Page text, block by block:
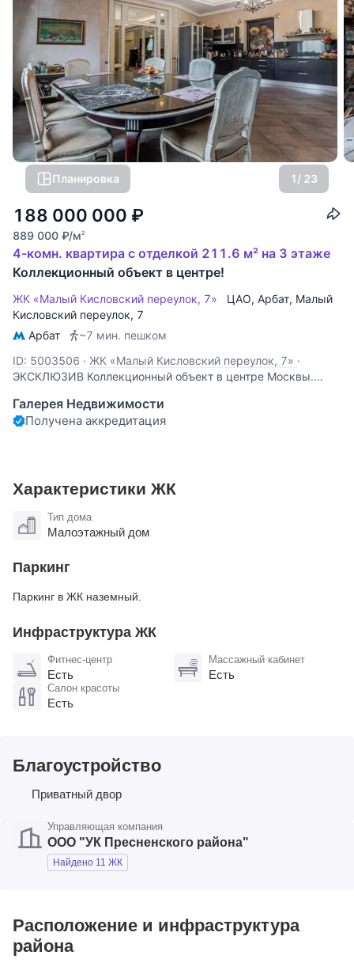
Планировка 1/ 23
188 000 000 ₽
889 000 ₽/м2
4-комн. квартира с отделкой 211.6 м² на 3 этаже
Коллекционный объект в центре!
ЖК «Малый Кисловский переулок, 7» ЦАО, Арбат, Малый
Кисловский переулок, 7
Арбат
~7 мин. пешком
ID: 5003506 · ЖК «Малый Кисловский переулок, 7» ·
ЭКСКЛЮЗИВ Коллекционный объект в центре Москвы.
211,6 м² на 3-м этаже в Доходном доме Копейкиных-
Серебряковых, 1885 года постройки, с металлическими
Галерея Недвижимости
Получена аккредитация
Характеристики ЖК
Тип дома
Малоэтажный дом
Паркинг
Паркинг в ЖК наземный.
Инфраструктура ЖК
Фитнес-центр
Есть
Массажный кабинет
Есть
Салон красоты
Есть
Благоустройство
Приватный двор
Управляющая компания
ООО "УК Пресненского района"
Найдено 11 ЖК
Расположение и инфраструктура
района